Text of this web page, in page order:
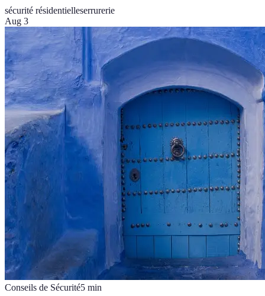
sécurité résidentielleserrurerie
Aug 3
Conseils de Sécurité5 min